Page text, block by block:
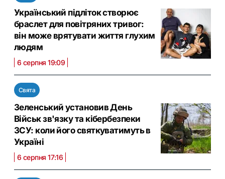
Український підліток створює
браслет для повітряних тривог:
він може врятувати життя глухим
людям
6 серпня 19:09
Свята
Зеленський установив День
Військ зв'язку та кібербезпеки
ЗСУ: коли його святкуватимуть в
Україні
6 серпня 17:16